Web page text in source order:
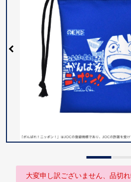
大変申し訳ございません、品切れ